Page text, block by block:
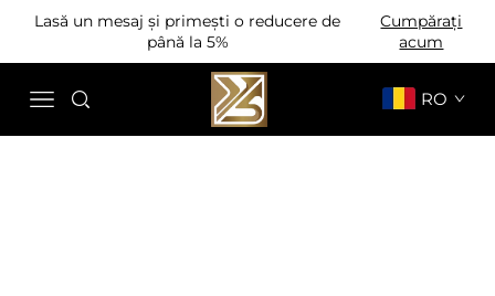
Lasă un mesaj și primești o reducere de
până la 5%
Cumpărați
acum
RO